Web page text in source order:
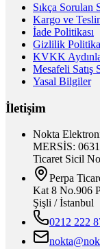
Sıkça Sorulan
Kargo ve
İade Politikası
Gizlilik
KVKK
Mesafeli Satış
Yasal Bilgiler
İletişim
Nokta
MERSİS:
Ticaret Sicil
Perpa
Kat 8 No.906
Şişli / İstanbul
0212 222